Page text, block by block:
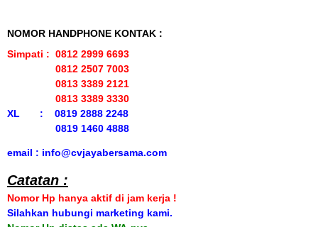
NOMOR HANDPHONE KONTAK :
Simpati : 0812 2999 6693
0812 2507 7003
0813 3389 2121
0813 3389 3330
XL : 0819 2888 2248
0819 1460 4888
email : info@cvjayabersama.com
Catatan :
Nomor Hp hanya aktif di jam kerja !
Silahkan hubungi marketing kami.